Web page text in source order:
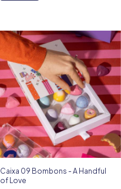
Caixa 09 Bombons - A Handful
of Love